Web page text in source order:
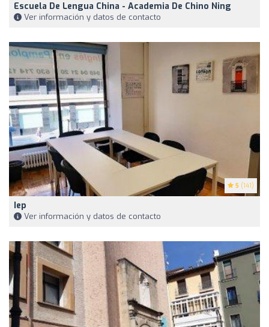
Escuela De Lengua China - Academia De Chino Ning
Ver información y datos de contacto
5 (141)
Iep
Ver información y datos de contacto